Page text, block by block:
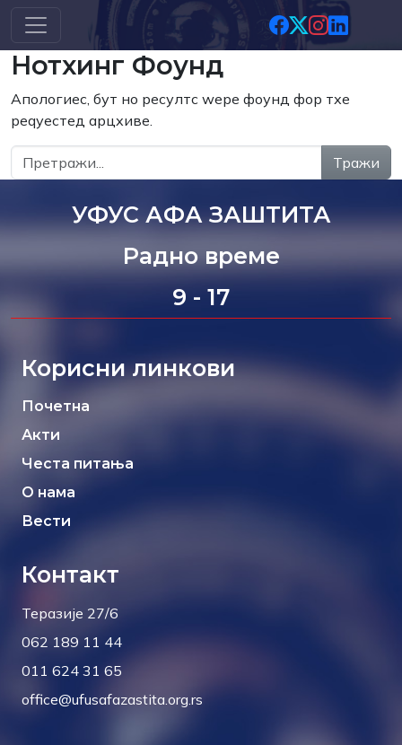
Скип то маин цонтент
Нотхинг Фоунд
Апологиес, бут но ресултс wере фоунд фор тхе
реqуестед арцхиве.
Тражи
УФУС АФА ЗАШТИТА
Радно време
9 - 17
Корисни линкови
Почетна
Акти
Честа питања
О нама
Вести
Контакт
Теразије 27/6
062 189 11 44
011 624 31 65
office@ufusafazastita.org.rs